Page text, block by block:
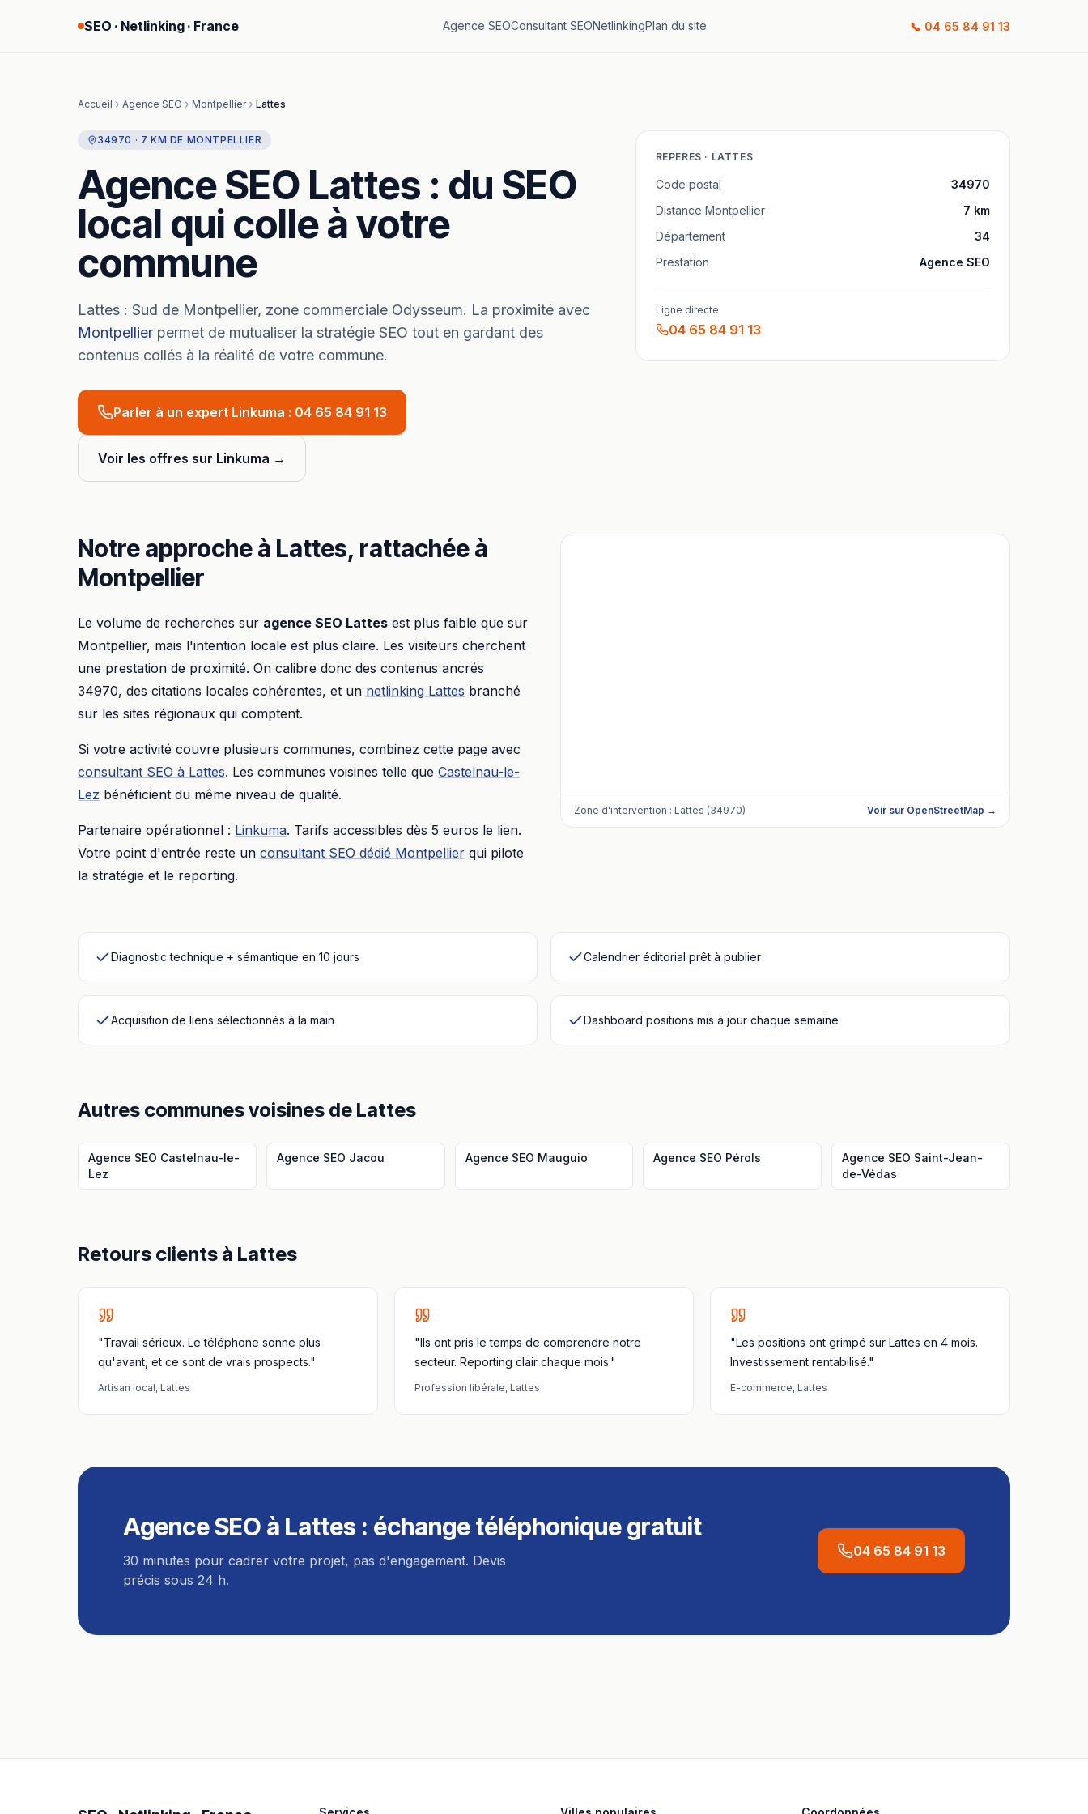
SEO · Netlinking · France Agence SEOConsultant SEONetlinkingPlan du site 📞 04 65 84 91 13
Accueil Agence SEO Montpellier Lattes
34970 · 7 KM DE MONTPELLIER
Agence SEO Lattes : du SEO
local qui colle à votre
commune
Lattes : Sud de Montpellier, zone commerciale Odysseum. La proximité avec
Montpellier permet de mutualiser la stratégie SEO tout en gardant des
contenus collés à la réalité de votre commune.
Parler à un expert Linkuma : 04 65 84 91 13
Voir les offres sur Linkuma →
REPÈRES · LATTES
Code postal
34970
Distance Montpellier 7 km
Département
34
Prestation
Agence SEO
Ligne directe
04 65 84 91 13
Notre approche à Lattes, rattachée à
Montpellier
Le volume de recherches sur agence SEO Lattes est plus faible que sur
Montpellier, mais l'intention locale est plus claire. Les visiteurs cherchent
une prestation de proximité. On calibre donc des contenus ancrés
34970, des citations locales cohérentes, et un netlinking Lattes branché
sur les sites régionaux qui comptent.
Si votre activité couvre plusieurs communes, combinez cette page avec
consultant SEO à Lattes. Les communes voisines telle que Castelnau-le-
Lez bénéficient du même niveau de qualité.
Partenaire opérationnel : Linkuma. Tarifs accessibles dès 5 euros le lien.
Votre point d'entrée reste un consultant SEO dédié Montpellier qui pilote
la stratégie et le reporting.
Zone d'intervention : Lattes (34970) Voir sur OpenStreetMap →
Diagnostic technique + sémantique en 10 jours Calendrier éditorial prêt à publier
Acquisition de liens sélectionnés à la main Dashboard positions mis à jour chaque semaine
Autres communes voisines de Lattes
Agence SEO Castelnau-le-
Lez
Agence SEO Jacou Agence SEO Mauguio Agence SEO Pérols Agence SEO Saint-Jean-
de-Védas
Retours clients à Lattes
"Travail sérieux. Le téléphone sonne plus
qu'avant, et ce sont de vrais prospects."
Artisan local, Lattes
"Ils ont pris le temps de comprendre notre
secteur. Reporting clair chaque mois."
Profession libérale, Lattes
"Les positions ont grimpé sur Lattes en 4 mois.
Investissement rentabilisé."
E-commerce, Lattes
Agence SEO à Lattes : échange téléphonique gratuit
30 minutes pour cadrer votre projet, pas d'engagement. Devis
précis sous 24 h.
04 65 84 91 13